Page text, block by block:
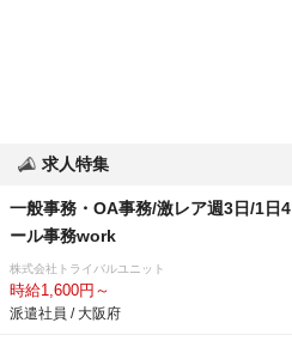
求人特集
一般事務・OA事務/激レア週3日/1日
ール事務work
株式会社トライバルユニット
時給1,600円～
派遣社員 / 大阪府